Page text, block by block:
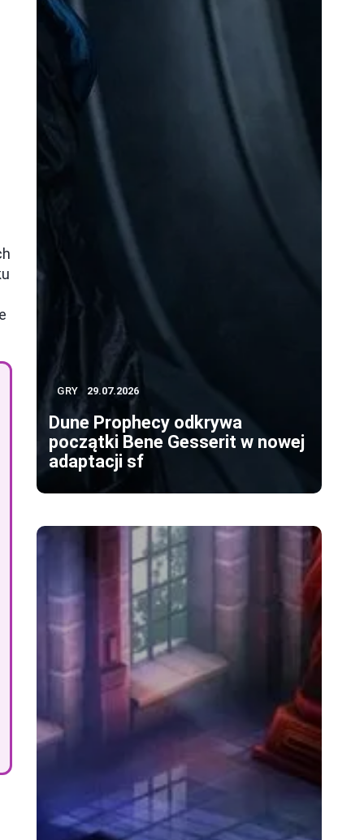
GRY 29.07.2026
Dune Prophecy odkrywa
początki Bene Gesserit w nowej
adaptacji sf